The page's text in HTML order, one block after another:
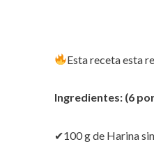
Esta receta esta
Ingredientes: (6
✔100 g de Harina